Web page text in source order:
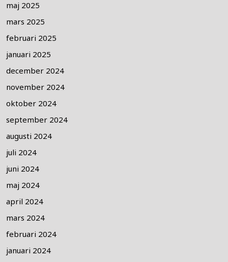
maj 2025
mars 2025
februari 2025
januari 2025
december 2024
november 2024
oktober 2024
september 2024
augusti 2024
juli 2024
juni 2024
maj 2024
april 2024
mars 2024
februari 2024
januari 2024